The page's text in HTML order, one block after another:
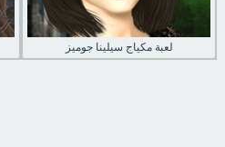
لعبة مكياج سيلينا جوميز